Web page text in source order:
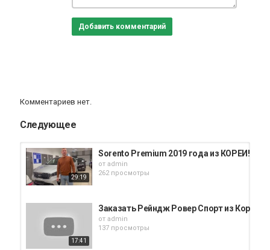
Добавить комментарий
Комментариев нет.
Следующее
29:19
Sorento Premium 2019 года из КОРЕИ!
от admin
262 просмотры
17:41
Заказать Рейндж Ровер Спорт из Кореи.
от admin
137 просмотры